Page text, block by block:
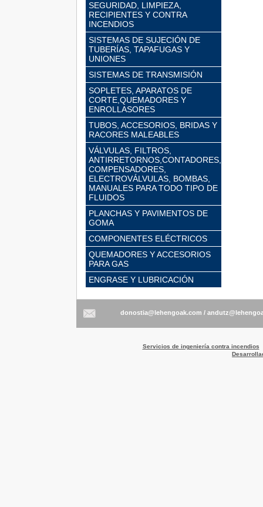
SEGURIDAD, LIMPIEZA,
RECIPIENTES Y CONTRA
INCENDIOS
SISTEMAS DE SUJECIÓN DE
TUBERÍAS, TAPAFUGAS Y
UNIONES
SISTEMAS DE TRANSMISIÓN
SOPLETES, APARATOS DE
CORTE,QUEMADORES Y
ENROLLASORES
TUBOS, ACCESORIOS, BRIDAS Y
RACORES MALEABLES
VÁLVULAS, FILTROS,
ANTIRRETORNOS,CONTADORES,
COMPENSADORES,
ELECTROVÁLVULAS, BOMBAS,
MANUALES PARA TODO TIPO DE
FLUIDOS
PLANCHAS Y PAVIMENTOS DE
GOMA
COMPONENTES ELÉCTRICOS
QUEMADORES Y ACCESORIOS
PARA GAS
ENGRASE Y LUBRICACIÓN
/
Servicios de ingeniería contra incendios